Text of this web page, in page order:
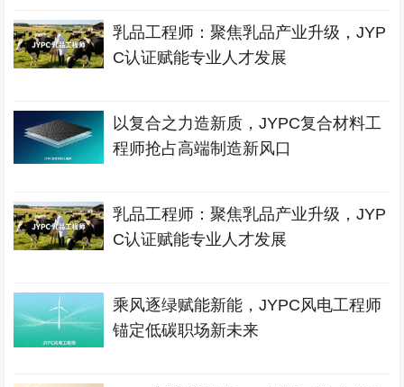
乳品工程师：聚焦乳品产业升级，JYP
C认证赋能专业人才发展
以复合之力造新质，JYPC复合材料工
程师抢占高端制造新风口
乳品工程师：聚焦乳品产业升级，JYP
C认证赋能专业人才发展
乘风逐绿赋能新能，JYPC风电工程师
锚定低碳职场新未来